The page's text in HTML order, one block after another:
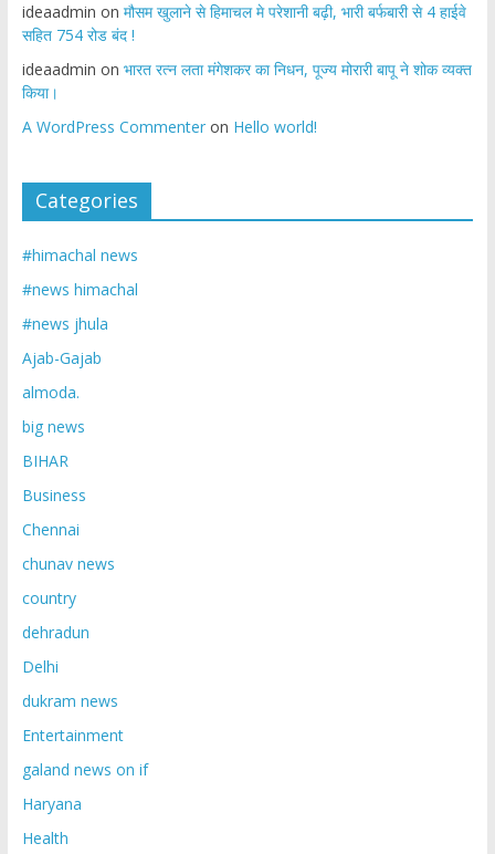
ideaadmin on मौसम खुलाने से हिमाचल मे परेशानी बढ़ी, भारी बर्फबारी से 4 हाईवे
सहित 754 रोड बंद !
ideaadmin on भारत रत्न लता मंगेशकर का निधन, पूज्य मोरारी बापू ने शोक व्यक्त
किया।
A WordPress Commenteron Hello world!
Categories
#himachal news
#news himachal
#news jhula
Ajab-Gajab
almoda.
big news
BIHAR
Business
Chennai
chunav news
country
dehradun
Delhi
dukram news
Entertainment
galand news on if
Haryana
Health